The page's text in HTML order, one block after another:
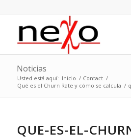
Noticias
Usted está aquí: Inicio / Contact /
Qué es el Churn Rate y cómo se calcula /
QUE-ES-EL-